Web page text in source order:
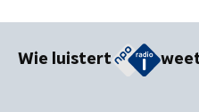
Wie luistert